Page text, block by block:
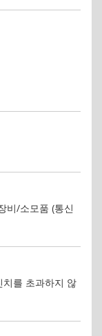
비/소모품 (통신
를 초과하지 않